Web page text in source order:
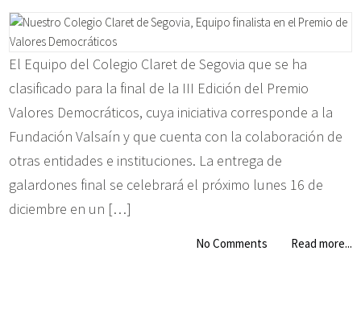
El Equipo del Colegio Claret de Segovia que se ha
clasificado para la final de la III Edición del Premio
Valores Democráticos, cuya iniciativa corresponde a la
Fundación Valsaín y que cuenta con la colaboración de
otras entidades e instituciones. La entrega de
galardones final se celebrará el próximo lunes 16 de
diciembre en un […]
No Comments Read more...